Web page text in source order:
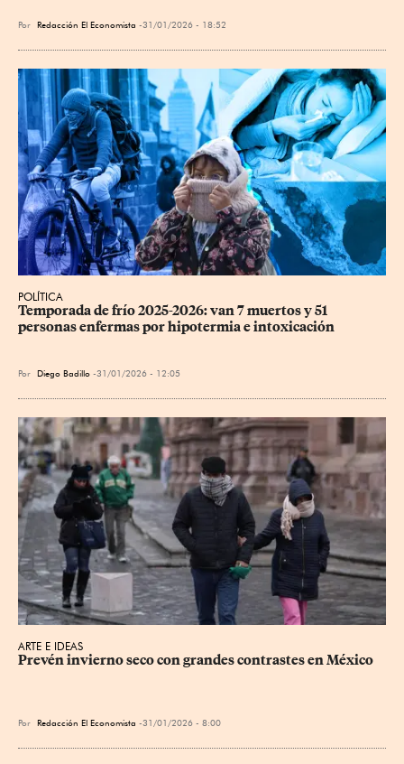
Por Redacción El Economista 31/01/2026 - 18:52
POLÍTICA
Temporada de frío 2025-2026: van 7 muertos y 51
personas enfermas por hipotermia e intoxicación
Por Diego Badillo 31/01/2026 - 12:05
ARTE E IDEAS
Prevén invierno seco con grandes contrastes en México
Por Redacción El Economista 31/01/2026 - 8:00